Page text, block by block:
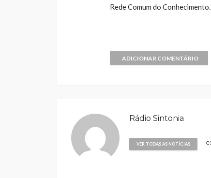
Rede Comum do Conhecimento.
ADICIONAR COMENTÁRIO
Rádio Sintonia
VER TODAS AS NOTÍCIAS